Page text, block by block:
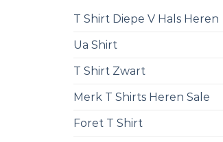
T Shirt Diepe V Hals Heren
Ua Shirt
T Shirt Zwart
Merk T Shirts Heren Sale
Foret T Shirt